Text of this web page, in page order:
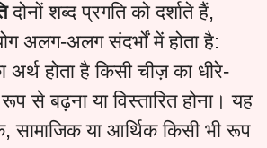
दोनों शब्द प्रगति को दर्शाते हैं,
अलग-अलग संदर्भों में होता है:
अर्थ होता है किसी चीज़ का धीरे-
से बढ़ना या विस्तारित होना। यह
सामाजिक या आर्थिक किसी भी रूप